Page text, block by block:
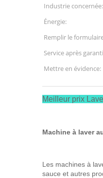
Industrie concernée:
Énergie:
Remplir le
Service après
Mettre en évidence:
Meilleur prix
Machine à laver
Les machines à
sauce et autres